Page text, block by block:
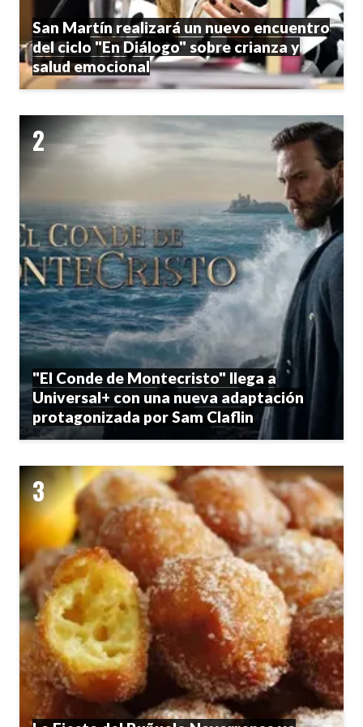
San Martín realizará un nuevo encuentro
del ciclo "En Diálogo" sobre crianza y
salud emocional
"El Conde de Montecristo" llega a
Universal+ con una nueva adaptación
protagonizada por Sam Claflin